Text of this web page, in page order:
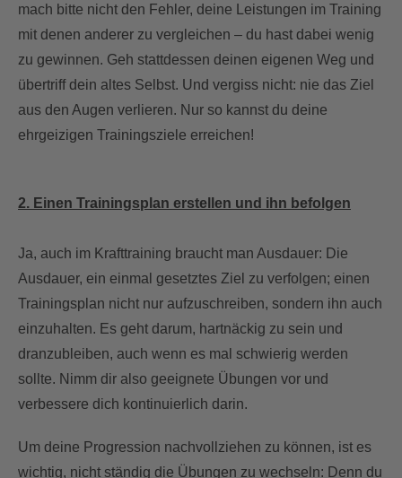
mach bitte nicht den Fehler, deine Leistungen im Training
mit denen anderer zu vergleichen – du hast dabei wenig
zu gewinnen. Geh stattdessen deinen eigenen Weg und
übertriff dein altes Selbst. Und vergiss nicht: nie das Ziel
aus den Augen verlieren. Nur so kannst du deine
ehrgeizigen Trainingsziele erreichen!
2. Einen Trainingsplan erstellen und ihn befolgen
Ja, auch im Krafttraining braucht man Ausdauer: Die
Ausdauer, ein einmal gesetztes Ziel zu verfolgen; einen
Trainingsplan nicht nur aufzuschreiben, sondern ihn auch
einzuhalten. Es geht darum, hartnäckig zu sein und
dranzubleiben, auch wenn es mal schwierig werden
sollte. Nimm dir also geeignete Übungen vor und
verbessere dich kontinuierlich darin.
Um deine Progression nachvollziehen zu können, ist es
wichtig, nicht ständig die Übungen zu wechseln: Denn du